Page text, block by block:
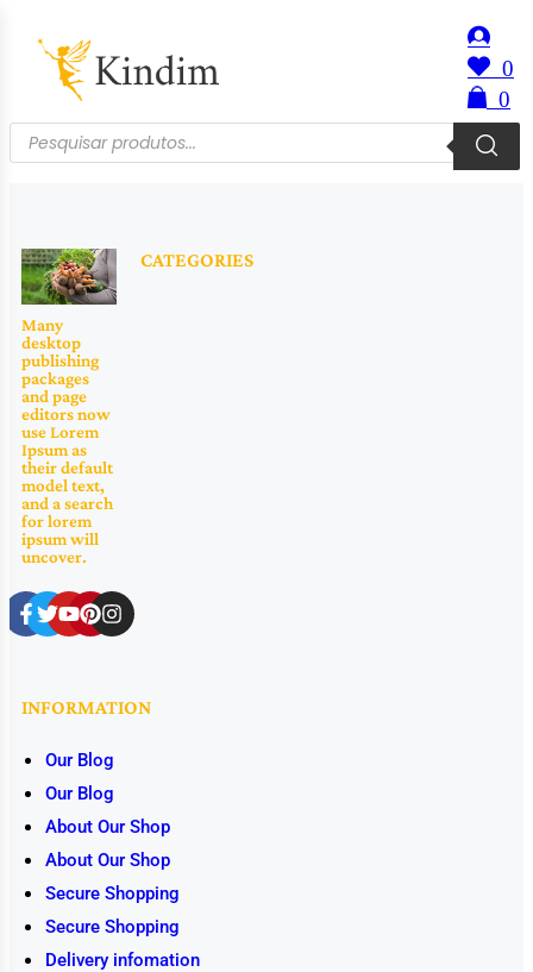
0
0
Many
desktop
publishing
packages
and page
editors now
use Lorem
Ipsum as
their default
model text,
and a search
for lorem
ipsum will
uncover.
CATEGORIES
INFORMATION
Our Blog
Our Blog
About Our Shop
About Our Shop
Secure Shopping
Secure Shopping
Delivery infomation